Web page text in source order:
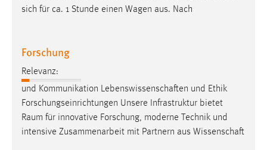
sich für ca. 1 Stunde einen Wagen aus. Nach
Forschung
Relevanz:
und Kommunikation Lebenswissenschaften und Ethik
Forschungseinrichtungen Unsere Infrastruktur bietet
Raum für innovative Forschung, moderne Technik und
intensive Zusammenarbeit mit Partnern aus Wissenschaft
Cookie Laufzeit:
Jahre, MIBEW_UserID = 1 Jahr
Login
Name:
fe_user, be_user, be_lastLoginProvider